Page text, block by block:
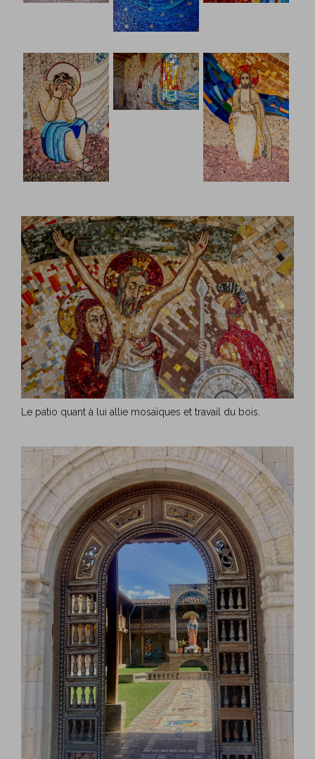
Le patio quant à lui allie mosaïques et travail du bois.